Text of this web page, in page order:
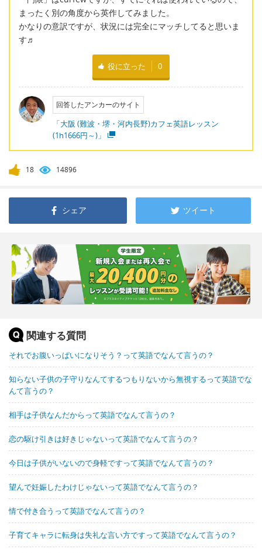
まったく別の角度から英作してみました。
かなりの意訳ですが、状況には完全にマッチしてると思いま
す♬
役に立った 0
回答したアンカーのサイト
「大阪 (難波・堺・河内長野)カフェ英語レッスン
(1h1666円～)」
18 14896
シェア ツイート
関連する質問
それでお腹いっぱいになりそう？って英語でなんて言うの？
知らない子供の子守りなんてするつもりないから無視するって英語でな
んて言うの？
相手は子供なんだからって英語でなんて言うの？
恋の駆け引きは好きじゃないって英語でなんて言うの？
今日は子供がいないので身軽ですって英語でなんて言うの？
望んで妊娠したわけじゃないって英語でなんて言うの？
情で付き合うって英語でなんて言うの？
子育てキャラに転身は失礼な言い方ですって英語でなんて言うの？